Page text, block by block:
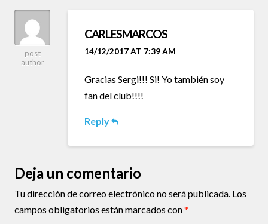
post
author
CARLESMARCOS
14/12/2017 AT 7:39 AM
Gracias Sergi!!! Si! Yo también soy
fan del club!!!!
Reply
Deja un comentario
Tu dirección de correo electrónico no será publicada. Los
campos obligatorios están marcados con*